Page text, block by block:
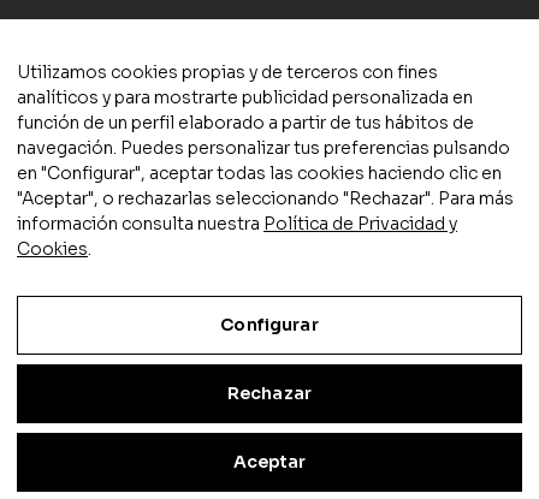
Inicio Mi cuenta Buscar Favoritos
© 2025 Plaza y Valdés S.L.Aviso legal|Política de privacidad
y cookies |Condiciones de compra| Accesibilidad
Actividad subvencionada por el Ministerio de Cultura y Deporte
Utilizamos cookies propias y de terceros con fines
analíticos y para mostrarte publicidad personalizada en
función de un perfil elaborado a partir de tus hábitos de
navegación. Puedes personalizar tus preferencias pulsando
en "Configurar", aceptar todas las cookies haciendo clic en
"Aceptar", o rechazarlas seleccionando "Rechazar". Para más
información consulta nuestra Política de Privacidad y
Cookies.
Configurar
Rechazar
Aceptar